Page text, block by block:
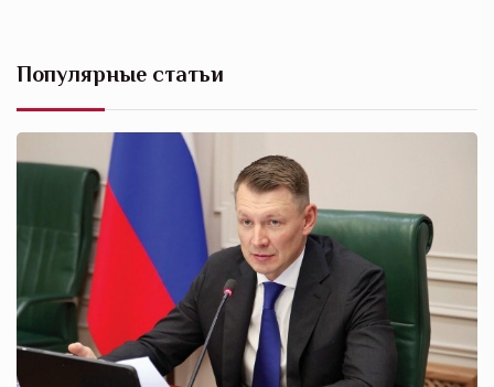
Популярные статьи